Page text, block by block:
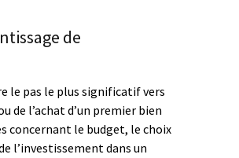
de
le pas le plus significatif vers
de l’achat d’un premier bien
concernant le budget, le choix
l’investissement dans un